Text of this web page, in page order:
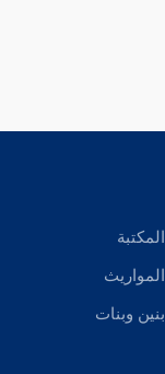
المكتبة
المواريث
بنين وبنات